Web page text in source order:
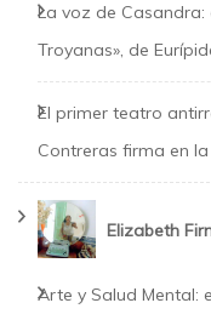
La voz de Casandra:
Troyanas», de
El primer teatro
Contreras firma en
Elizabeth
Arte y Salud Mental: